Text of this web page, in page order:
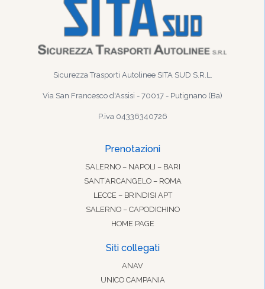
Sicurezza Trasporti Autolinee SITA SUD S.R.L.
Via San Francesco d'Assisi - 70017 - Putignano (Ba)
P.iva 04336340726
Prenotazioni
SALERNO – NAPOLI – BARI
SANT’ARCANGELO – ROMA
LECCE – BRINDISI APT
SALERNO – CAPODICHINO
HOME PAGE
Siti collegati
ANAV
UNICO CAMPANIA